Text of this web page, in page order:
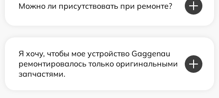
Можно ли присутствовать при ремонте?
Я хочу, чтобы мое устройство Gaggenau
ремонтировалось только оригинальными
запчастями.